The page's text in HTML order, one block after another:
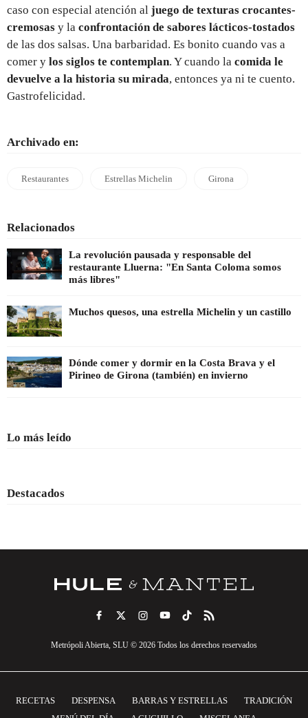
caso con especial atención al juego de texturas crocantes-
cremosas y la confrontación de sabores lácticos-tostados
de las dos salsas. Una barbaridad. Es bonito cuando vas a
comer y los siglos te contemplan. Y cuando la comida le
devuelve a la historia su mirada, entonces ya ni te cuento.
Gastrofelicidad.
Archivado en:
Restaurantes Estrellas Michelin Girona
Relacionados
La revolución pausada y responsable del
restaurante Lluerna: "En Santa Coloma somos
más libres"
Muchos quesos, una estrella Michelin y un castillo
Dónde comer y dormir en la Costa Brava y el
Pirineo de Girona (también) en invierno
Lo más leído
Destacados
Metrópoli Abierta, SLU © 2026 Todos los derechos reservados
RECETAS DESPENSA BARRAS Y ESTRELLAS
TRADICIÓN